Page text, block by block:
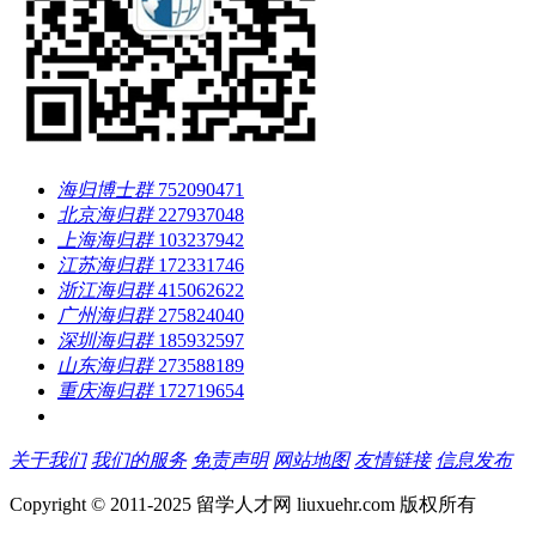
海归博士群 752090471
北京海归群 227937048
上海海归群 103237942
江苏海归群 172331746
浙江海归群 415062622
广州海归群 275824040
深圳海归群 185932597
山东海归群 273588189
重庆海归群 172719654
关于我们 我们的服务 免责声明 网站地图 友情链接 信息发布
Copyright © 2011-2025 留学人才网 liuxuehr.com 版权所有